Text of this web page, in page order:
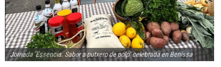
Jornada 'Essencia. Sabor a putxero de polp' celebrada en Benissa